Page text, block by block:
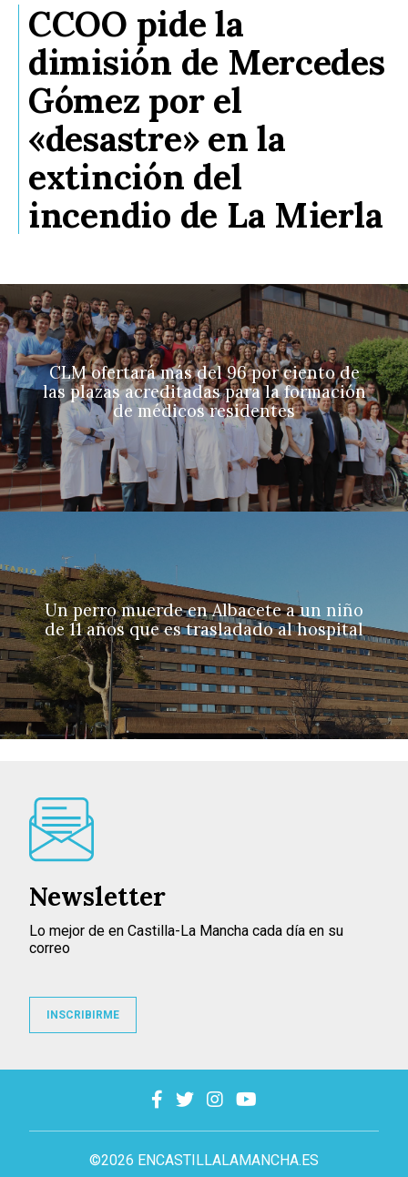
CCOO pide la
dimisión de Mercedes
Gómez por el
«desastre» en la
extinción del
incendio de La Mierla
CLM ofertará más del 96 por ciento de
las plazas acreditadas para la formación
de médicos residentes
Un perro muerde en Albacete a un niño
de 11 años que es trasladado al hospital
©2026 ENCASTILLALAMANCHA.ES
Newsletter
Lo mejor de en Castilla-La Mancha cada día en su
correo
INSCRIBIRME